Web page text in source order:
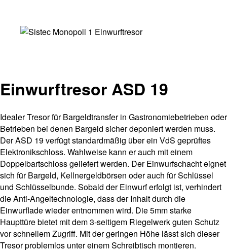
Einwurftresor ASD 19
Idealer Tresor für Bargeldtransfer in Gastronomiebetrieben oder
Betrieben bei denen Bargeld sicher deponiert werden muss.
Der ASD 19 verfügt standardmäßig über ein VdS geprüftes
Elektronikschloss. Wahlweise kann er auch mit einem
Doppelbartschloss geliefert werden. Der Einwurfschacht eignet
sich für Bargeld, Kellnergeldbörsen oder auch für Schlüssel
und Schlüsselbunde. Sobald der Einwurf erfolgt ist, verhindert
die Anti-Angeltechnologie, dass der Inhalt durch die
Einwurflade wieder entnommen wird. Die 5mm starke
Haupttüre bietet mit dem 3-seitigem Riegelwerk guten Schutz
vor schnellem Zugriff. Mit der geringen Höhe lässt sich dieser
Tresor problemlos unter einem Schreibtisch montieren.